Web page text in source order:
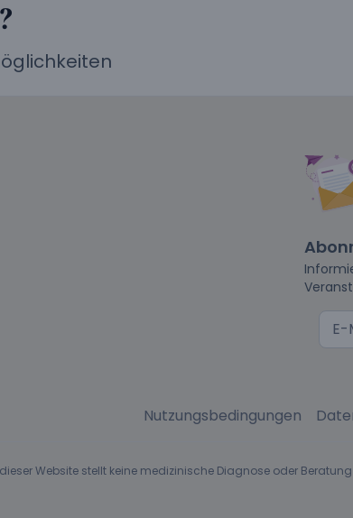
Nutzungsbedingungen
Website stellt keine medizinische Diagnose oder